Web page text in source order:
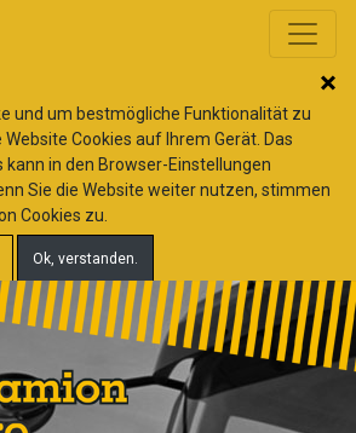
und um bestmögliche Funktionalität zu
Cookies auf Ihrem Gerät. Das
kann in den Browser-Einstellungen
Sie die Website weiter nutzen, stimmen
Cookies zu.
Ok, verstanden.